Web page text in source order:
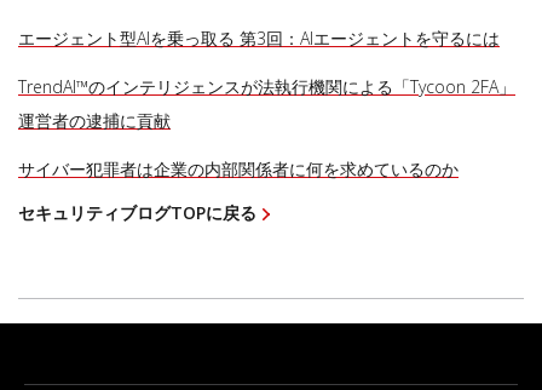
エージェント型AIを乗っ取る 第3回：AIエージェントを守るには
TrendAI™のインテリジェンスが法執行機関による「Tycoon 2FA」
運営者の逮捕に貢献
サイバー犯罪者は企業の内部関係者に何を求めているのか
セキュリティブログTOPに戻る